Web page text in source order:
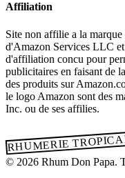
Affiliation
Site non affilie a la
d'Amazon Services LLC
d'affiliation concu pour
publicitaires en faisant de
des produits sur
le logo Amazon sont des
Inc. ou de ses affilies.
RHUMERIE
© 2026 Rhum Don Papa.